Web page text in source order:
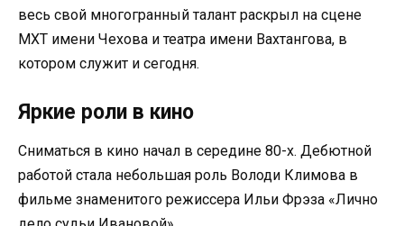
весь свой многогранный талант раскрыл на сцене
МХТ имени Чехова и театра имени Вахтангова, в
котором служит и сегодня.
Яркие роли в кино
Сниматься в кино начал в середине 80-х. Дебютной
работой стала небольшая роль Володи Климова в
фильме знаменитого режиссера Ильи Фрэза «Лично